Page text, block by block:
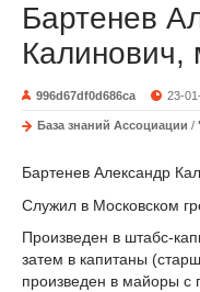
Бартенев
Калинович,
996d67df0d686ca 23-
База знаний Ассоциации /
Бартенев Александр
Служил в Московском
Произведен в штабс-
затем в капитаны
произведен в майоры с